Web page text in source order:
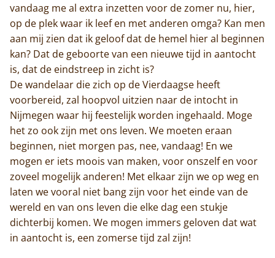
vandaag me al extra inzetten voor de zomer nu, hier,
op de plek waar ik leef en met anderen omga? Kan men
aan mij zien dat ik geloof dat de hemel hier al beginnen
kan? Dat de geboorte van een nieuwe tijd in aantocht
is, dat de eindstreep in zicht is?
De wandelaar die zich op de Vierdaagse heeft
voorbereid, zal hoopvol uitzien naar de intocht in
Nijmegen waar hij feestelijk worden ingehaald. Moge
het zo ook zijn met ons leven. We moeten eraan
beginnen, niet morgen pas, nee, vandaag! En we
mogen er iets moois van maken, voor onszelf en voor
zoveel mogelijk anderen! Met elkaar zijn we op weg en
laten we vooral niet bang zijn voor het einde van de
wereld en van ons leven die elke dag een stukje
dichterbij komen. We mogen immers geloven dat wat
in aantocht is, een zomerse tijd zal zijn!